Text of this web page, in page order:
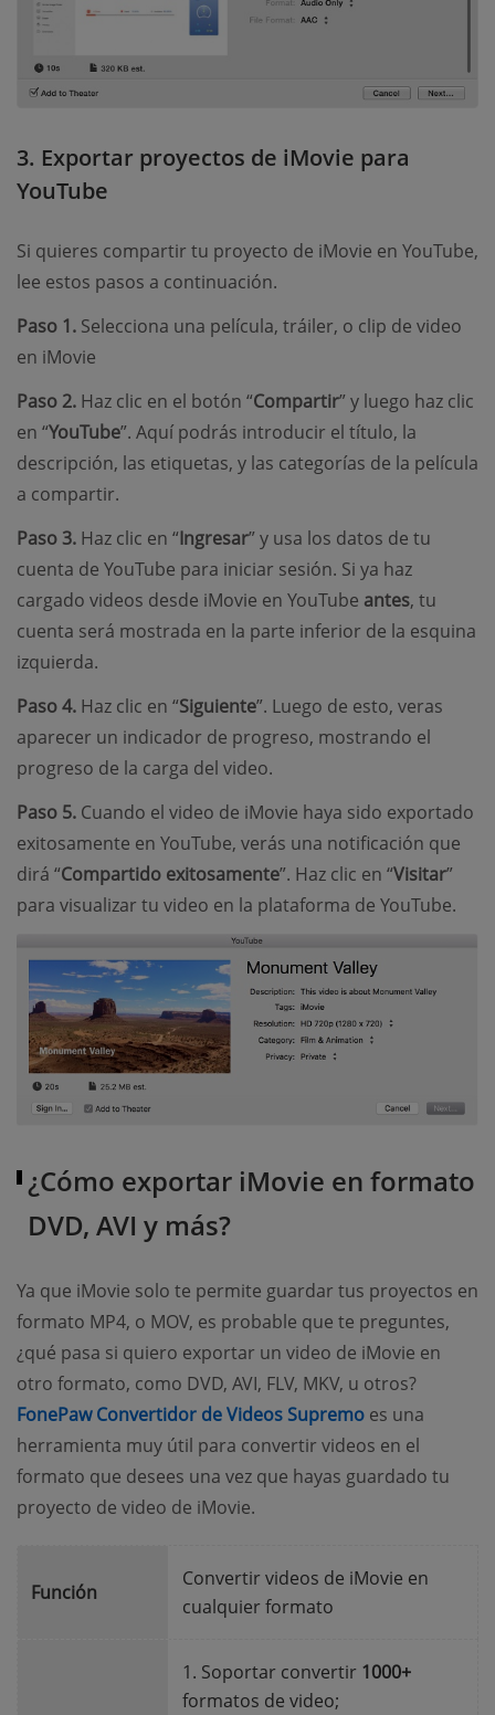
3. Exportar proyectos de iMovie para
YouTube
Si quieres compartir tu proyecto de iMovie en YouTube,
lee estos pasos a continuación.
Paso 1. Selecciona una película, tráiler, o clip de video
en iMovie
Paso 2. Haz clic en el botón “Compartir” y luego haz clic
en “YouTube”. Aquí podrás introducir el título, la
descripción, las etiquetas, y las categorías de la película
a compartir.
Paso 3. Haz clic en “Ingresar” y usa los datos de tu
cuenta de YouTube para iniciar sesión. Si ya haz
cargado videos desde iMovie en YouTube antes, tu
cuenta será mostrada en la parte inferior de la esquina
izquierda.
Paso 4. Haz clic en “Siguiente”. Luego de esto, veras
aparecer un indicador de progreso, mostrando el
progreso de la carga del video.
Paso 5. Cuando el video de iMovie haya sido exportado
exitosamente en YouTube, verás una notificación que
dirá “Compartido exitosamente”. Haz clic en “Visitar”
para visualizar tu video en la plataforma de YouTube.
¿Cómo exportar iMovie en formato
DVD, AVI y más?
Ya que iMovie solo te permite guardar tus proyectos en
formato MP4, o MOV, es probable que te preguntes,
¿qué pasa si quiero exportar un video de iMovie en
otro formato, como DVD, AVI, FLV, MKV, u otros?
FonePaw Convertidor de Videos Supremo (opens new
es una
herramienta muy útil para convertir videos en el
formato que desees una vez que hayas guardado tu
proyecto de video de iMovie.
Función
Convertir videos de iMovie en
cualquier formato
1. Soportar convertir 1000+
formatos de video;